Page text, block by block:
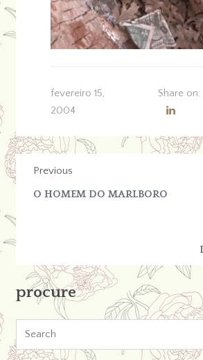
fevereiro 15,
2004
Share on:
Previous
O HOMEM DO MARLBORO
procure